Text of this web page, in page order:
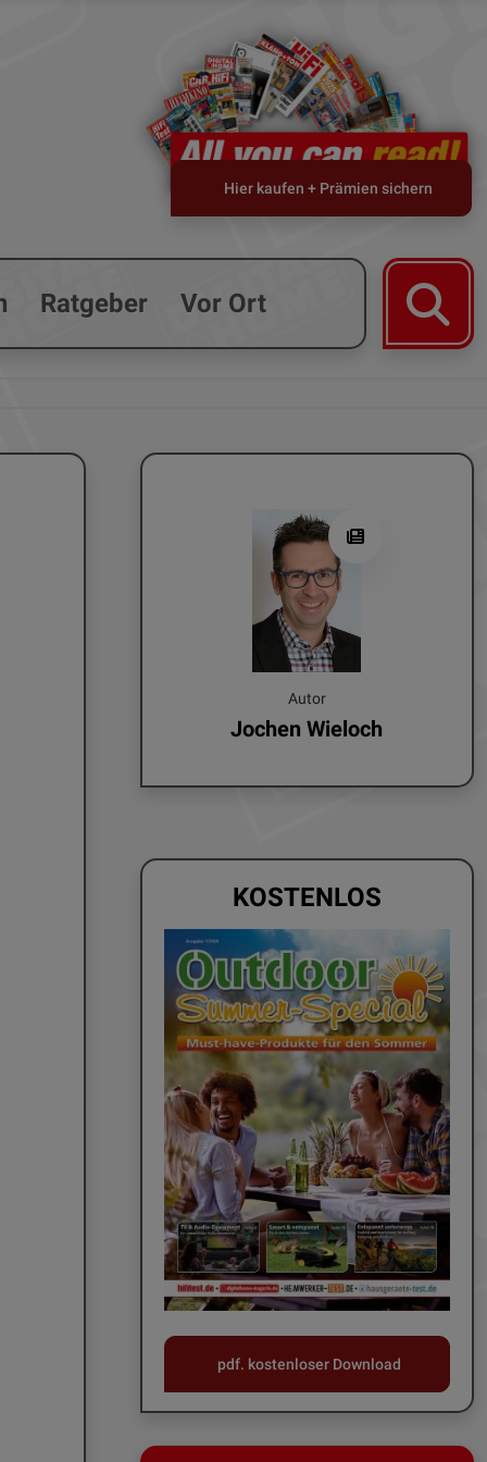
Hier kaufen + Prämien sichern
Ratgeber Vor Ort
Autor
Jochen Wieloch
KOSTENLOS
pdf. kostenloser Download